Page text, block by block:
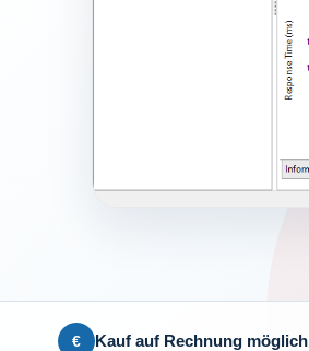
€ Kauf auf Rechnung möglich